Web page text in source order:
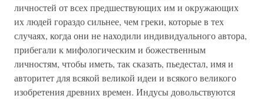
личностей от всех предшествующих им и окружающих
их людей гораздо сильнее, чем греки, которые в тех
случаях, когда они не находили индивидуального автора,
прибегали к мифологическим и божественным
личностям, чтобы иметь, так сказать, пьедестал, имя и
авторитет для всякой великой идеи и всякого великого
изобретения древних времен. Индусы довольствуются